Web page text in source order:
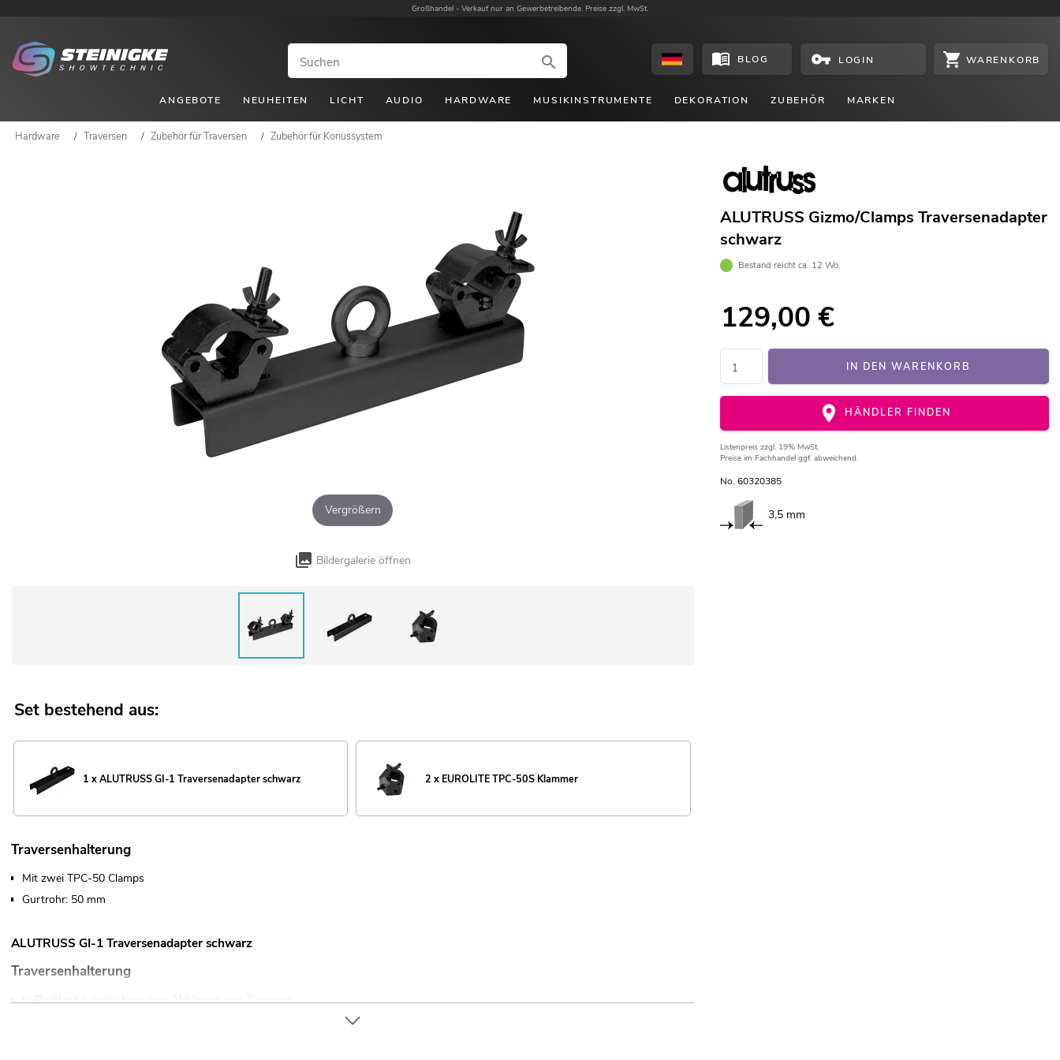
Großhandel - Verkauf nur an Gewerbetreibende. Preise zzgl. MwSt.
BLOG LOGIN WARENKORB
ANGEBOTE NEUHEITEN LICHT AUDIO HARDWARE MUSIKINSTRUMENTE DEKORATION ZUBEHÖR MARKEN
Hardware / Traversen / Zubehör für Traversen / Zubehör für Konussystem
Vergrößern
Bildergalerie öffnen
ALUTRUSS Gizmo/Clamps Traversenadapter
schwarz
Bestand reicht ca. 12 Wo.
129,00 €
IN DEN WARENKORB
HÄNDLER FINDEN
Listenpreis zzgl. 19% MwSt.
Preise im Fachhandel ggf. abweichend.
No. 60320385
3,5 mm
Set bestehend aus:
1 x ALUTRUSS GI-1 Traversenadapter schwarz 2 x EUROLITE TPC-50S Klammer
Traversenhalterung
Mit zwei TPC-50 Clamps
Gurtrohr: 50 mm
ALUTRUSS GI-1 Traversenadapter schwarz
Traversenhalterung
U-Profil mit Langlöchern zum Abhängen von Traversen